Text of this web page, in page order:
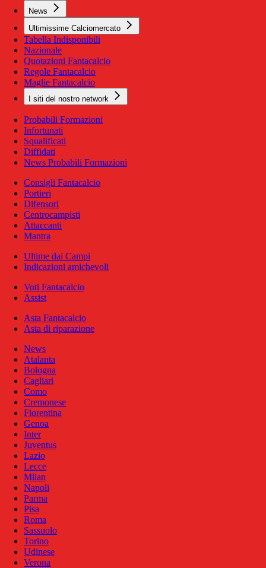
News
Ultimissime Calciomercato
Tabella Indisponibili
Nazionale
Quotazioni Fantacalcio
Regole Fantacalcio
Maglie Fantacalcio
I siti del nostro network
Probabili Formazioni
Infortunati
Squalificati
Diffidati
News Probabili Formazioni
Consigli Fantacalcio
Portieri
Difensori
Centrocampisti
Attaccanti
Mantra
Ultime dai Campi
Indicazioni amichevoli
Voti Fantacalcio
Assist
Asta Fantacalcio
Asta di riparazione
News
Atalanta
Bologna
Cagliari
Como
Cremonese
Fiorentina
Genoa
Inter
Juventus
Lazio
Lecce
Milan
Napoli
Parma
Pisa
Roma
Sassuolo
Torino
Udinese
Verona